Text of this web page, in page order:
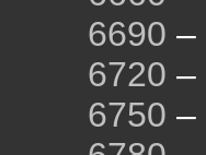
6690 –
6720 –
6750 –